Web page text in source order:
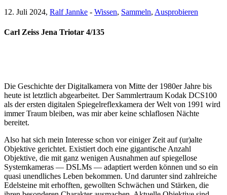
12. Juli 2024, Ralf Jannke - Wissen, Sammeln, Ausprobieren
Carl Zeiss Jena Triotar 4/135
Die Geschichte der Digitalkamera von Mitte der 1980er Jahre bis
heute ist letztlich abgearbeitet. Der Sammlertraum Kodak DCS100
als der ersten digitalen Spiegelreflexkamera der Welt von 1991 wird
immer Traum bleiben, was mir aber keine schlaflosen Nächte
bereitet.
Also hat sich mein Interesse schon vor einiger Zeit auf (ur)alte
Objektive gerichtet. Existiert doch eine gigantische Anzahl
Objektive, die mit ganz wenigen Ausnahmen auf spiegellose
Systemkameras — DSLMs — adaptiert werden können und so ein
quasi unendliches Leben bekommen. Und darunter sind zahlreiche
Edelsteine mit erhofften, gewollten Schwächen und Stärken, die